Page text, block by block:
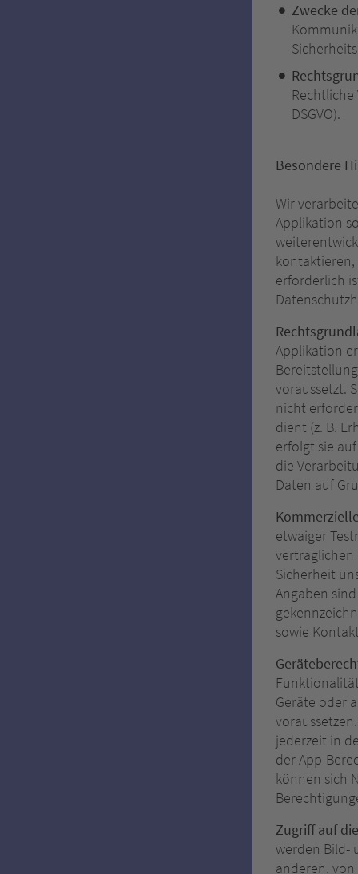
Zwecke
Rechtliche
DSGVO).
Besondere
Wir
Applikation
erforderlich
Applikation
voraussetzt.
nicht
dient (z. B.
erfolgt sie
die
Daten auf
etwaiger
vertraglichen
Sicherheit
Angaben
sowie
Geräte oder
jederzeit in
der App-
können sich
Zugriff auf
werden Bild-
anderen,